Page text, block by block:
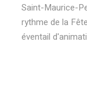
Saint-Maurice-
rythme de la
éventail